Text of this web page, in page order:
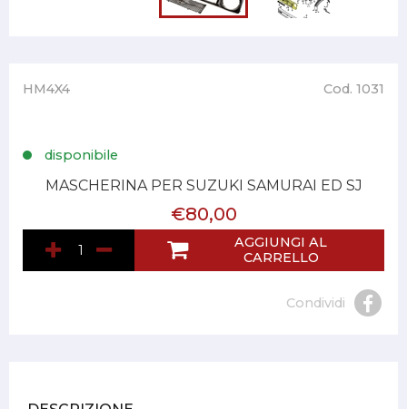
HM4X4 Cod. 1031
disponibile
MASCHERINA PER SUZUKI SAMURAI ED SJ
€80,00
AGGIUNGI AL
CARRELLO
Condividi